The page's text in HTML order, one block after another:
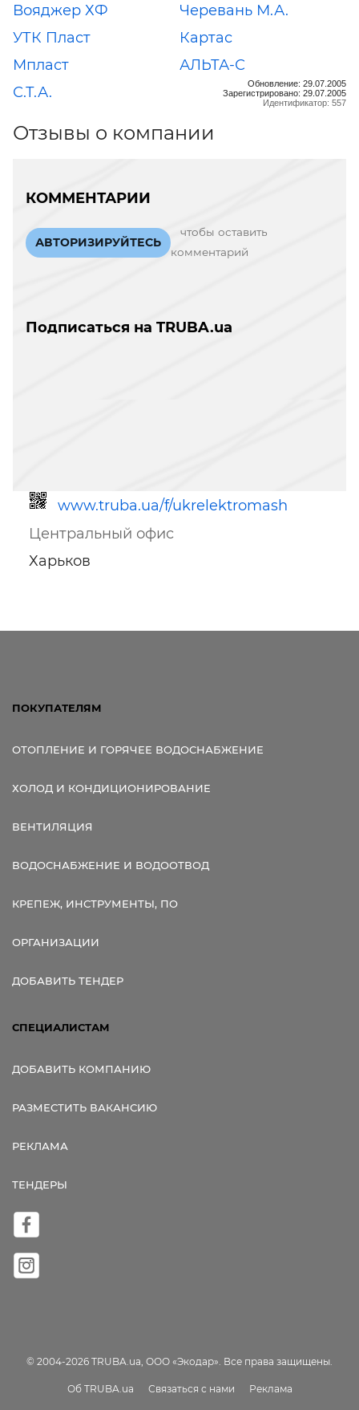
Вояджер ХФ
Черевань М.А.
УТК Пласт
Картас
Мпласт
АЛЬТА-С
С.Т.А.
Обновление: 29.07.2005
Зарегистрировано: 29.07.2005
Идентификатор: 557
Отзывы о компании
КОММЕНТАРИИ
АВТОРИЗИРУЙТЕСЬ
чтобы оставить
комментарий
Подписаться на TRUBA.ua
www.truba.ua/f/ukrelektromash
Центральный офис
Харьков
ПОКУПАТЕЛЯМ
ОТОПЛЕНИЕ И ГОРЯЧЕЕ ВОДОСНАБЖЕНИЕ
ХОЛОД И КОНДИЦИОНИРОВАНИЕ
ВЕНТИЛЯЦИЯ
ВОДОСНАБЖЕНИЕ И ВОДООТВОД
КРЕПЕЖ, ИНСТРУМЕНТЫ, ПО
ОРГАНИЗАЦИИ
ДОБАВИТЬ ТЕНДЕР
СПЕЦИАЛИСТАМ
ДОБАВИТЬ КОМПАНИЮ
РАЗМЕСТИТЬ ВАКАНСИЮ
РЕКЛАМА
ТЕНДЕРЫ
© 2004-2026 TRUBA.ua, ООО «Экодар». Все права защищены.
Об TRUBA.ua Связаться с нами Реклама